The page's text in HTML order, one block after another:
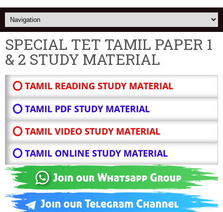
SPECIAL TET TAMIL PAPER 1
& 2 STUDY MATERIAL
⭕ TAMIL READING STUDY MATERIAL
⭕ TAMIL PDF STUDY MATERIAL
⭕ TAMIL VIDEO STUDY MATERIAL
⭕ TAMIL ONLINE STUDY MATERIAL